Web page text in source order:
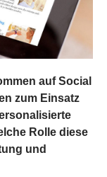
auf Social
zum Einsatz
Rolle diese
und